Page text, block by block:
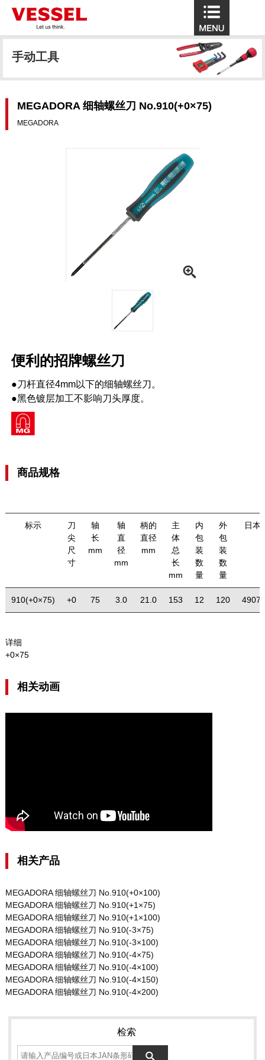
手动工具
MEGADORA 细轴螺丝刀 No.910(+0×75)
MEGADORA
便利的招牌螺丝刀
●刀杆直径4mm以下的细轴螺丝刀。
●黑色镀层加工不影响刀头厚度。
商品规格
标示
刀
尖
尺
寸
轴
长
mm
轴
直
径
mm
柄的
直径
mm
主
体
总
长
mm
内
包
装
数
量
外
包
装
数
量
日本
910(+0×75) +0 75 3.0 21.0 153 12 120
详细
+0×75
相关动画
相关产品
MEGADORA 细轴螺丝刀 No.910(+0×100)
MEGADORA 细轴螺丝刀 No.910(+1×75)
MEGADORA 细轴螺丝刀 No.910(+1×100)
MEGADORA 细轴螺丝刀 No.910(-3×75)
MEGADORA 细轴螺丝刀 No.910(-3×100)
MEGADORA 细轴螺丝刀 No.910(-4×75)
MEGADORA 细轴螺丝刀 No.910(-4×100)
MEGADORA 细轴螺丝刀 No.910(-4×150)
MEGADORA 细轴螺丝刀 No.910(-4×200)
检索